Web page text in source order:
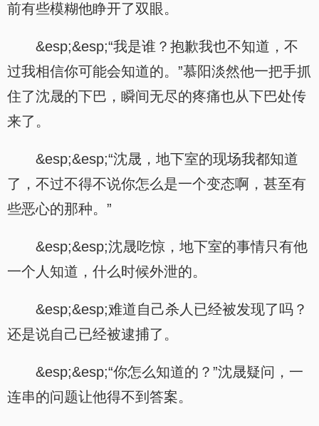
前有些模糊他睁开了双眼。
&esp;&esp;“我是谁？抱歉我也不知道，不
过我相信你可能会知道的。”慕阳淡然他一把手抓
住了沈晟的下巴，瞬间无尽的疼痛也从下巴处传
来了。
&esp;&esp;“沈晟，地下室的现场我都知道
了，不过不得不说你怎么是一个变态啊，甚至有
些恶心的那种。”
&esp;&esp;沈晟吃惊，地下室的事情只有他
一个人知道，什么时候外泄的。
&esp;&esp;难道自己杀人已经被发现了吗？
还是说自己已经被逮捕了。
&esp;&esp;“你怎么知道的？”沈晟疑问，一
连串的问题让他得不到答案。